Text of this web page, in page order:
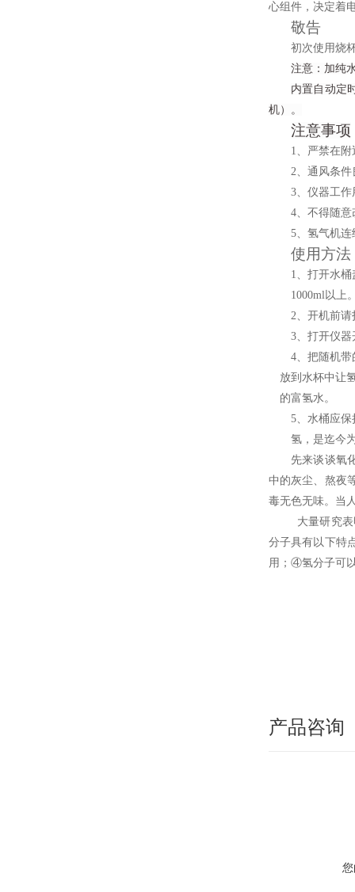
心组件，决定着
敬告
初次使用烧
注意：加纯
内置自动定
机）。
注意事项
1、严禁在
2、通风条件
3、仪器工
4、不得随
5、氢气机
使用方法
1、打开水
1000ml以上
2、开机前
3、打开仪
4、把随机
放到水杯中让
的富氢水。
5、水桶应保
氢，是迄今
先来谈谈氧
中的灰尘、熬夜
毒无色无味。当
大量研究
分子具有以下特
用；④氢分子可
产品咨询